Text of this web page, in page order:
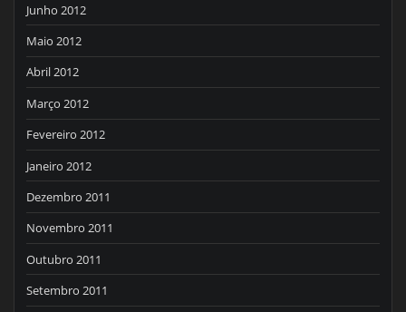
Junho 2012
Maio 2012
Abril 2012
Março 2012
Fevereiro 2012
Janeiro 2012
Dezembro 2011
Novembro 2011
Outubro 2011
Setembro 2011